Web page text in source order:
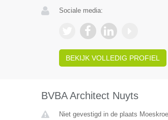
Sociale media:
BEKIJK VOLLEDIG PROFIEL
BVBA Architect Nuyts
Niet gevestigd in de plaats